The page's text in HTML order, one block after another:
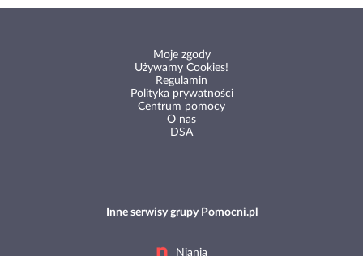
Moje zgody
Używamy Cookies!
Regulamin
Polityka prywatności
Centrum pomocy
O nas
DSA
Inne serwisy grupy Pomocni.pl
Niania